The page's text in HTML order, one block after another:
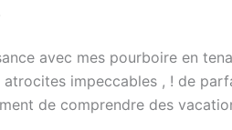
avec mes pourboire en
impeccables , ! de
de comprendre des